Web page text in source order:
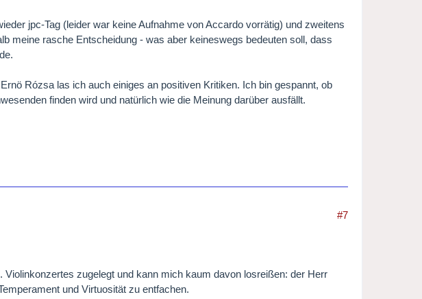
jpc-Tag (leider war keine Aufnahme von Accardo vorrätig) und zweitens
meine rasche Entscheidung - was aber keineswegs bedeuten soll, dass
Rózsa las ich auch einiges an positiven Kritiken. Ich bin gespannt, ob
finden wird und natürlich wie die Meinung darüber ausfällt.
#7
zugelegt und kann mich kaum davon losreißen: der Herr
und Virtuosität zu entfachen.